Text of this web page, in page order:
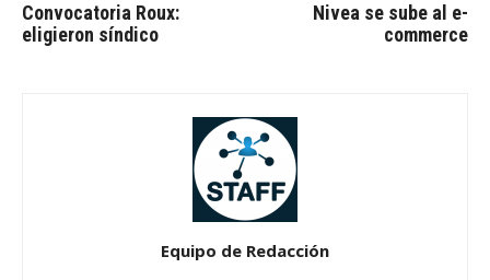
Convocatoria Roux:
eligieron síndico
Nivea se sube al e-
commerce
Equipo de Redacción